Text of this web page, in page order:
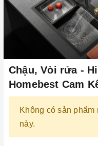
Chậu, Vòi rửa -
Homebest Cam
Không có sản phẩm
này.